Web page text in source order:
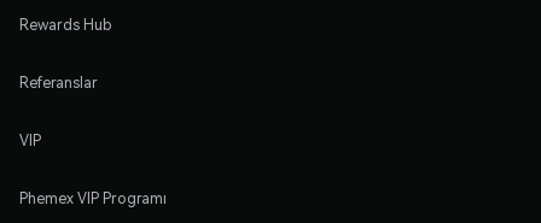
Rewards Hub
Referanslar
VIP
Phemex VIP Programı